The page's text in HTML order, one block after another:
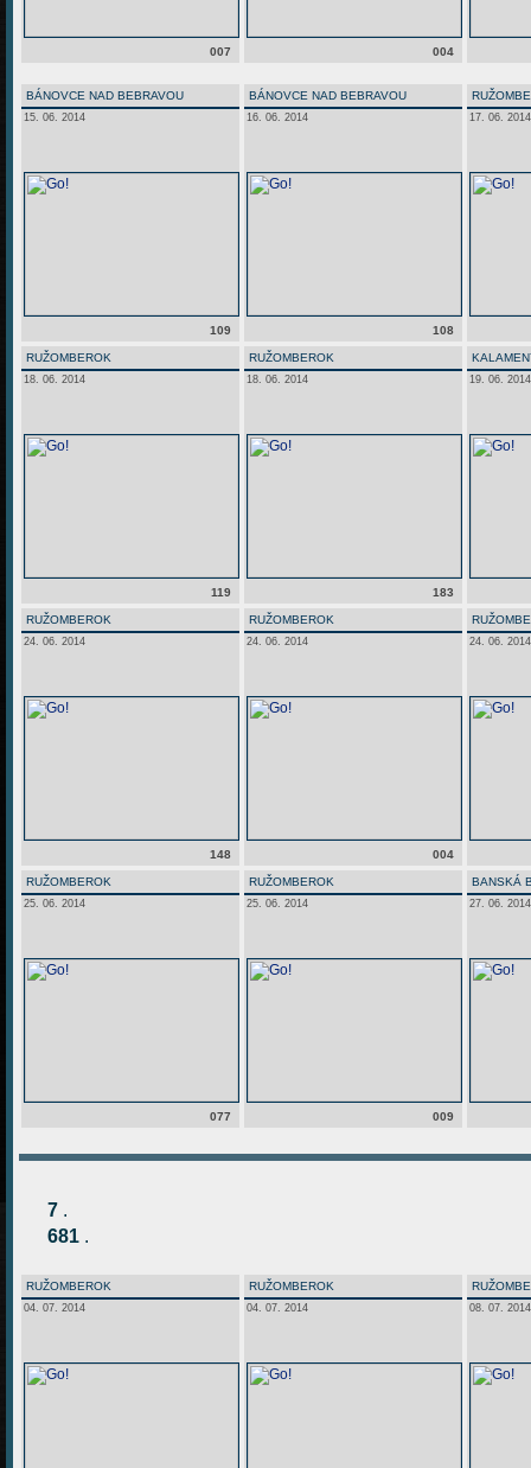
007 004
BÁNOVCE NAD BEBRAVOU
15. 06. 2014
109
BÁNOVCE NAD BEBRAVOU
16. 06. 2014
108
17. 06. 2014
RUŽOMBEROK
18. 06. 2014
119
RUŽOMBEROK
18. 06. 2014
183
19. 06. 2014
RUŽOMBEROK
24. 06. 2014
148
RUŽOMBEROK
24. 06. 2014
004
24. 06. 2014
RUŽOMBEROK
25. 06. 2014
077
RUŽOMBEROK
25. 06. 2014
009
BANSKÁ
27. 06. 2014
7 .
681 .
RUŽOMBEROK
04. 07. 2014
RUŽOMBEROK
04. 07. 2014 08. 07. 2014